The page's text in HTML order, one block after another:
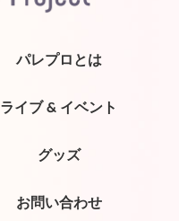
パレプロとは
ライブ & イベント
グッズ
お問い合わせ